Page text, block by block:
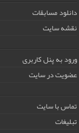
دانلود مسابقات
نقشه سایت
ورود به پنل کاربری
عضویت در سایت
تماس با سایت
تبلیغات